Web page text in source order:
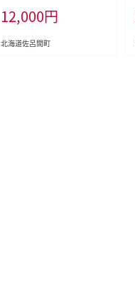
12,000円
北海道佐呂間町